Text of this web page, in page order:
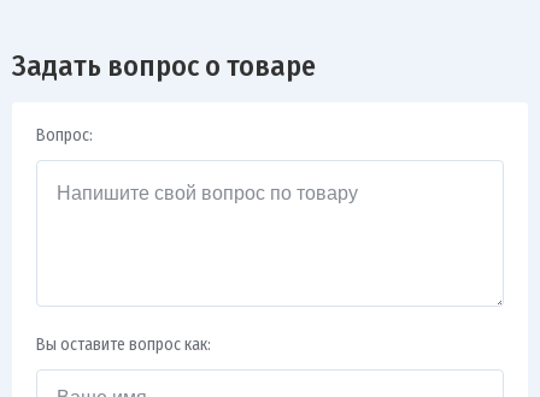
Задать вопрос о товаре
Вопрос:
Вы оставите вопрос как: